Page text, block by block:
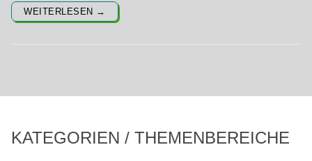
WEITERLESEN →
KATEGORIEN / THEMENBEREICHE